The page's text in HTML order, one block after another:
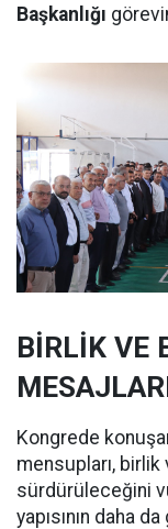
Başkanlığı
BİRLİK VE
Kongrede
mensupları,
sürdürüleceğini
yapısının daha